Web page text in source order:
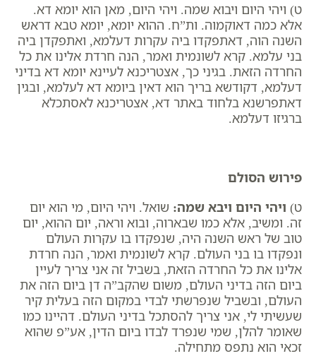
ט) ויהי היום ויבוא שמה. ויהי היום, מאן הוא יומא דא.
אלא כמה דאוקמוה. ות”ח. ההוא יומא, יומא טבא דראש
השנה הוה, דאתפקדו ביה עקרות דעלמא, ואתפקדן ביה
בני עלמא. קרא לשונמית ואמר, הנה חרדת אלינו את כל
החרדה הזאת. בגיני כך, אצטריכנא לעיינא יומא דא בדיני
דעלמא, דקודשא בריך הוא דאין ביומא דא לעלמא, ובגין
דאתפרשנא בלחוד באתר דא, אצטריכנא לאסתכלא
ברגיזו דעלמא.
פירוש הסולם
ט) ויהי היום ויבא שמה: שואל. ויהי היום, מי הוא יום
זה. ומשיב, אלא כמו שבארוה, ובוא וראה, יום ההוא, יום
טוב של ​ראש השנה היה, שנפקדו בו עקרות העולם
ונפקדו בו בני העולם. קרא לשונמית ואמר, הנה חרדת
אלינו את כל החרדה הזאת, בשביל זה אני צריך לעיין
ביום הזה בדיני העולם, משום שהקב”ה דן ביום הזה את
העולם, ובשביל שנפרשתי לבדי במקום הזה בעלית קיר
שעשיתי לי, אני צריך להסתכל בדיני העולם. דהיינו כמו
שאומר להלן, שמי שנפרד לבדו ביום הדין, אע”פ שהוא
זכאי הוא נתפס מתחילה.